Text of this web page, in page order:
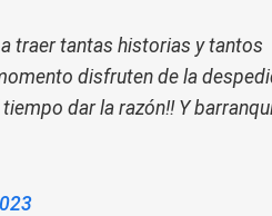
traer tantas historias y tantos
disfruten de la
dar la razón!! Y